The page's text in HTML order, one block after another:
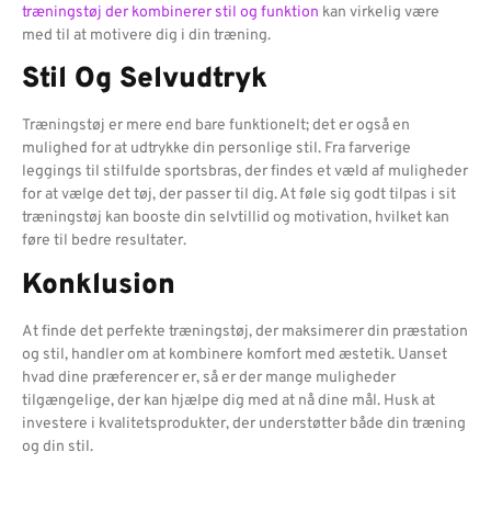
træningstøj der kombinerer stil og funktion kan virkelig være
med til at motivere dig i din træning.
Stil Og Selvudtryk
Træningstøj er mere end bare funktionelt; det er også en
mulighed for at udtrykke din personlige stil. Fra farverige
leggings til stilfulde sportsbras, der findes et væld af muligheder
for at vælge det tøj, der passer til dig. At føle sig godt tilpas i sit
træningstøj kan booste din selvtillid og motivation, hvilket kan
føre til bedre resultater.
Konklusion
At finde det perfekte træningstøj, der maksimerer din præstation
og stil, handler om at kombinere komfort med æstetik. Uanset
hvad dine præferencer er, så er der mange muligheder
tilgængelige, der kan hjælpe dig med at nå dine mål. Husk at
investere i kvalitetsprodukter, der understøtter både din træning
og din stil.